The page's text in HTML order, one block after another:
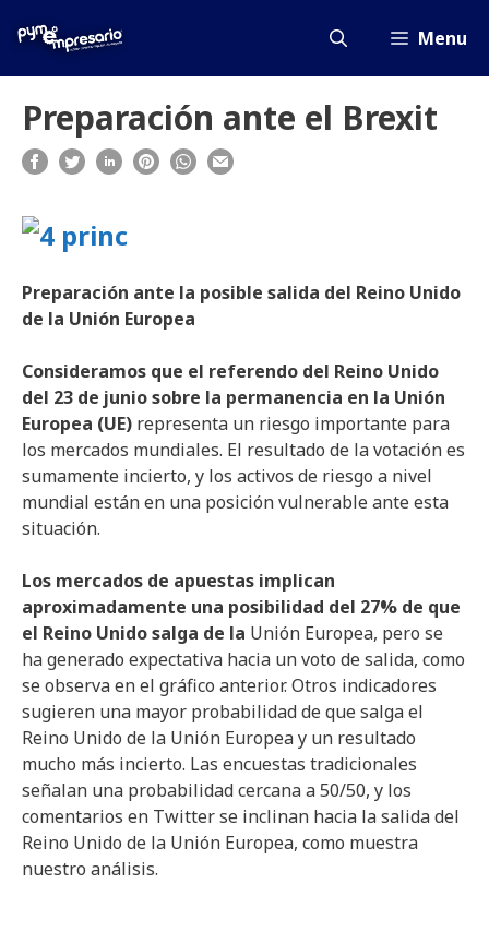
Menu
Preparación ante el Brexit
Preparación ante la posible salida del Reino Unido
de la Unión Europea
Consideramos que el referendo del Reino Unido
del 23 de junio sobre la permanencia en la Unión
Europea (UE) representa un riesgo importante para
los mercados mundiales. El resultado de la votación es
sumamente incierto, y los activos de riesgo a nivel
mundial están en una posición vulnerable ante esta
situación.
Los mercados de apuestas implican
aproximadamente una posibilidad del 27% de que
el Reino Unido salga de la Unión Europea, pero se
ha generado expectativa hacia un voto de salida, como
se observa en el gráfico anterior. Otros indicadores
sugieren una mayor probabilidad de que salga el
Reino Unido de la Unión Europea y un resultado
mucho más incierto. Las encuestas tradicionales
señalan una probabilidad cercana a 50/50, y los
comentarios en Twitter se inclinan hacia la salida del
Reino Unido de la Unión Europea, como muestra
nuestro análisis.